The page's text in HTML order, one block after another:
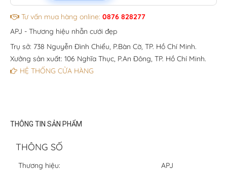
Tư vấn mua hàng online: 0876 828277
APJ - Thương hiệu nhẫn cưới đẹp
Trụ sở: 738 Nguyễn Đình Chiểu, P.Bàn Cờ, TP. Hồ Chí Minh.
Xưởng sản xuất: 106 Nghĩa Thục, P.An Đông, TP. Hồ Chí Minh.
HỆ THỐNG CỬA HÀNG
THÔNG TIN SẢN PHẨM
THÔNG SỐ
Thương hiệu: APJ